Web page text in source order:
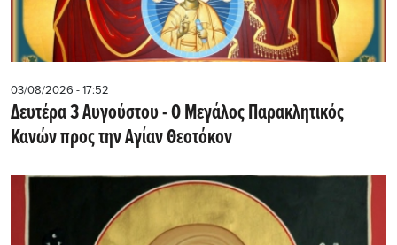
03/08/2026 - 17:52
Δευτέρα 3 Αυγούστου - Ο Μεγάλος Παρακλητικός
Κανών προς την Αγίαν Θεοτόκον